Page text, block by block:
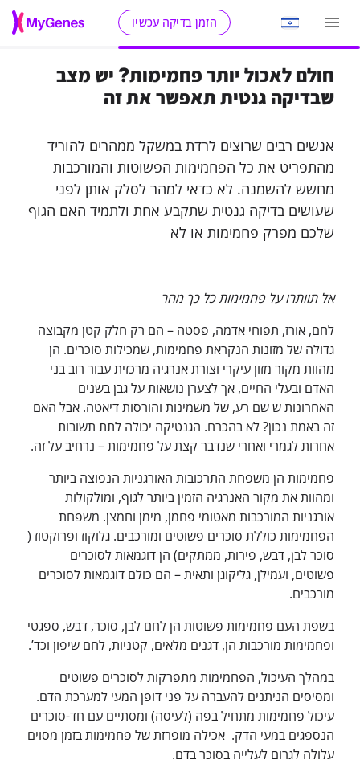
הזמן בדיקה עכשיו
חולם לאכול יותר פחמימות? יש מצב
שבדיקה גנטית תאפשר את זה
אנשים רבים שרוצים לרדת במשקל ממהרים להוריד
מהתפריט את כל הפחמימות הפשוטות והמורכבות
מחשש להשמנה. לא כדאי למהר לסלק אותן לפני
שעושים בדיקה גנטית שתקבע אחת ולתמיד האם הגוף
שלכם מפרק פחמימות או לא
אל תוותרו על פחמימות כל כך מהר
לחם, אורז, תפוחי אדמה, פסטה – הם רק חלק קטן מקבוצה
גדולה של מזונות הנקראת פחמימות, שמכילות סוכרים. הן
מהוות מקור מזון עיקרי וצורת אנרגיה מרכזית עבור רוב בני
האדם ובעלי החיים, אך לצערן נושאות על גבן בשנים
האחרונות ש שם רע, של משמינות והורסות דיאטה. אבל האם
זה באמת נכון? לא בהכרח. הגנטיקה יכולה לתת תשובות
אחרות לגמרי ואחרי שנדבר קצת על פחמימות – נרחיב על זה.
פחמימות הן משפחת התרכובות האורגניות הנפוצה ביותר
ומהוות את מקור האנרגיה הזמין ביותר לגוף, ומולקולות
אורגניות המורכבות מאטומי פחמן, מימן וחמצן. משפחת
הפחמימות כוללת סוכרים פשוטים ומורכבים. גלוקוז ופרוקטוז (
סוכר לבן, דבש, פירות, ממתקים) הן דוגמאות לסוכרים
פשוטים, ועמילן, גליקוגן ותאית – הם כולם דוגמאות לסוכרים
מורכבים.
בשפת העם פחמימות פשוטות הן לחם לבן, סוכר, דבש, ספגטי
ופחמימות מורכבות הן, דגנים מלאים, קטניות, לחם שיפון וכד’.
במהלך העיכול, הפחמימות מתפרקות לסוכרים פשוטים
ומסיסים הניתנים להעברה על פני דופן המעי למערכת הדם.
עיכול פחמימות מתחיל בפה (לעיסה) ומסתיים עם חד-סוכרים
הנספגים במעי הדק. אכילה מופרזת של פחמימות בזמן מסוים
עלולה לגרום לעלייה בסוכר בדם.